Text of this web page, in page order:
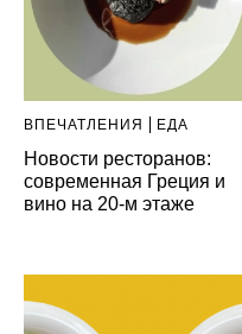
ВПЕЧАТЛЕНИЯ ЕДА
Новости ресторанов:
современная Греция и
вино на 20-м этаже